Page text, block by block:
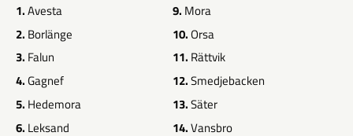
1.Avesta 9. Mora
2. Borlänge 10.Orsa
3. Falun 11. Rättvik
4.Gagnef 12.Smedjebacken
5. Hedemora 13.Säter
6. Leksand 14.Vansbro